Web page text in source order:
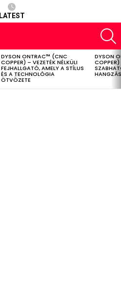
LATEST
DYSON ONTRAC™ (CNC
COPPER) – VEZETÉK NÉLKÜLI
FEJHALLGATÓ, AMELY A STÍLUS
ÉS A TECHNOLÓGIA
ÖTVÖZETE
DYSON
COPPER)